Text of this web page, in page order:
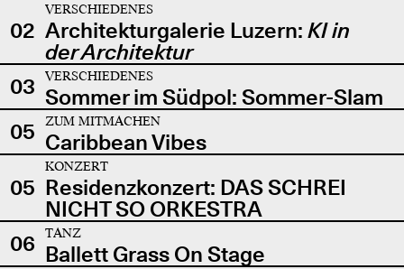
02
VERSCHIEDENES
Architekturgalerie Luzern: KI in
der Architektur
03
VERSCHIEDENES
Sommer im Südpol: Sommer-Slam
05
ZUM MITMACHEN
Caribbean Vibes
05
KONZERT
Residenzkonzert: DAS SCHREI
NICHT SO ORKESTRA
06
TANZ
Ballett Grass On Stage